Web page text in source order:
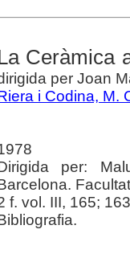
Ceràmica
per Joan
i Codina, M.
per:
f. vol. III, 165;